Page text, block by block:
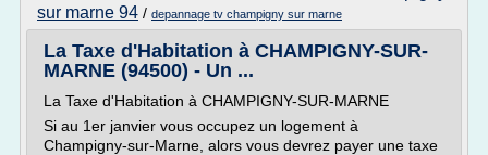
sur marne 94 / depannage tv champigny sur marne
La Taxe d'Habitation à CHAMPIGNY-SUR-
MARNE (94500) - Un ...
La Taxe d'Habitation à CHAMPIGNY-SUR-MARNE
Si au 1er janvier vous occupez un logement à
Champigny-sur-Marne, alors vous devrez payer une taxe